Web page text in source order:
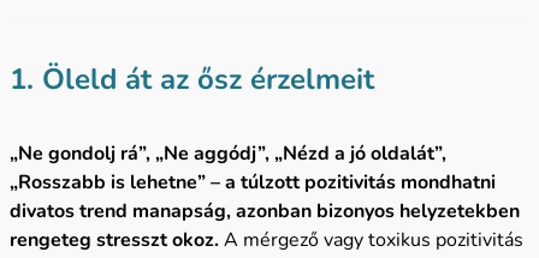
1. Öleld át az ősz érzelmeit
„Ne gondolj rá”, „Ne aggódj”, „Nézd a jó oldalát”,
„Rosszabb is lehetne” – a túlzott pozitivitás mondhatni
divatos trend manapság, azonban bizonyos helyzetekben
rengeteg stresszt okoz.A mérgező vagy toxikus pozitivitás